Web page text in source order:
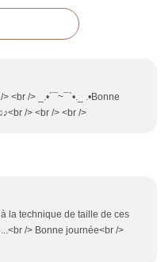
<br /> _.•´¯~¯`•._ .•Bonne
/> <br /> <br />
la technique de taille de ces
/> Bonne journée<br />